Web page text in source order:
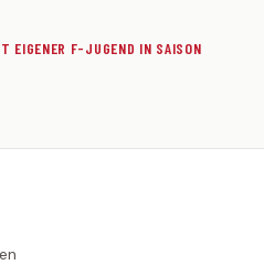
EIGENER F-JUGEND IN SAISON